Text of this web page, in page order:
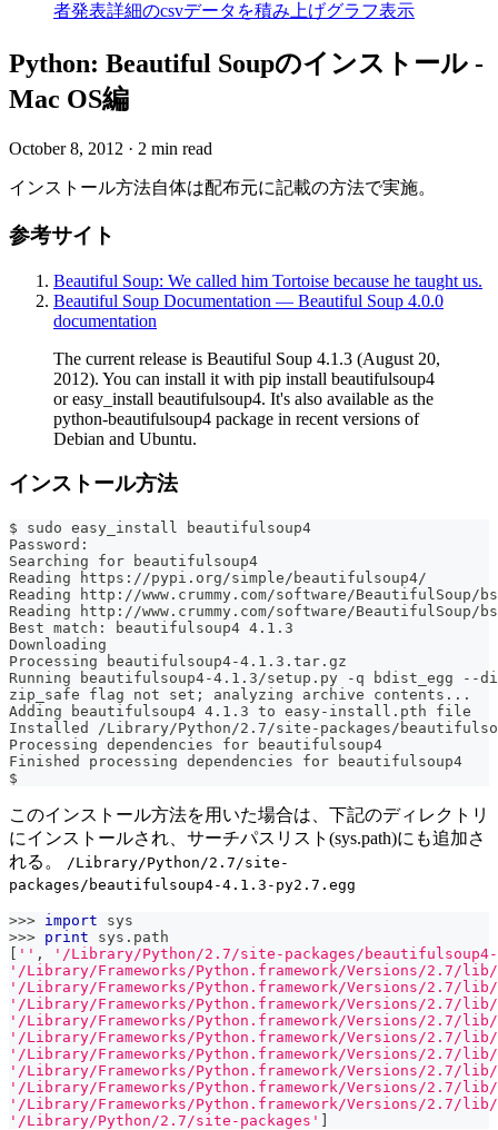
者発表詳細のcsvデータを積み上げグラフ表示
Python: Beautiful Soupのインストール -
Mac OS編
October 8, 2012 · 2 min read
インストール方法自体は配布元に記載の方法で実施。
参考サイト
Beautiful Soup: We called him Tortoise because he taught us.
Beautiful Soup Documentation — Beautiful Soup 4.0.0
documentation
The current release is Beautiful Soup 4.1.3 (August 20,
2012). You can install it with pip install beautifulsoup4
or easy_install beautifulsoup4. It's also available as the
python-beautifulsoup4 package in recent versions of
Debian and Ubuntu.
インストール方法
$ sudo easy_install beautifulsoup4
Password:
Searching for beautifulsoup4
Reading https://pypi.org/simple/beautifulsoup4/
Reading http://www.crummy.com/software/BeautifulSoup/
Reading http://www.crummy.com/software/BeautifulSoup/
Best match: beautifulsoup4 4.1.3
Downloading
Processing beautifulsoup4-4.1.3.tar.gz
Running beautifulsoup4-4.1.3/setup.py -q bdist_egg --
zip_safe flag not set; analyzing archive contents...
Adding beautifulsoup4 4.1.3 to easy-install.pth file
Installed /Library/Python/2.7/site-packages/
Processing dependencies for beautifulsoup4
Finished processing dependencies for beautifulsoup4
$
このインストール方法を用いた場合は、下記のディレクトリ
にインストールされ、サーチパスリスト(sys.path)にも追加さ
れる。
/Library/Python/2.7/site-
packages/beautifulsoup4-4.1.3-py2.7.egg
>>> import sys
>>> print sys . path
'' ,
'/Library/Python/2.7/site-packages/
'/Library/Frameworks/Python.framework/Versions/2.7/
'/Library/Frameworks/Python.framework/Versions/2.7/
'/Library/Frameworks/Python.framework/Versions/2.7/
'/Library/Frameworks/Python.framework/Versions/2.7/
'/Library/Frameworks/Python.framework/Versions/2.7/
'/Library/Frameworks/Python.framework/Versions/2.7/
'/Library/Frameworks/Python.framework/Versions/2.7/
'/Library/Frameworks/Python.framework/Versions/2.7/
'/Library/Frameworks/Python.framework/Versions/2.7/
'/Library/Python/2.7/site-packages'